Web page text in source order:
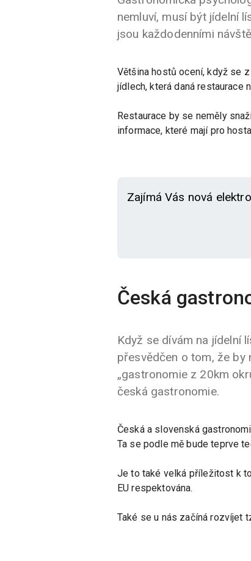
nemluví, musí být jídelní
jsou každodenními
Většina hostů ocení, když se
jídlech, která daná restaurace
Restaurace by se neměly
informace, které mají pro
Zajímá Vás nová
Česká
Když se dívám na jídelní
přesvědčen o tom, že
„gastronomie z 20km
česká gastronomie.
Česká a slovenská
Ta se podle mě bude teprve
Je to také velká příležitost k
EU respektována.
Také se u nás začíná rozvíjet